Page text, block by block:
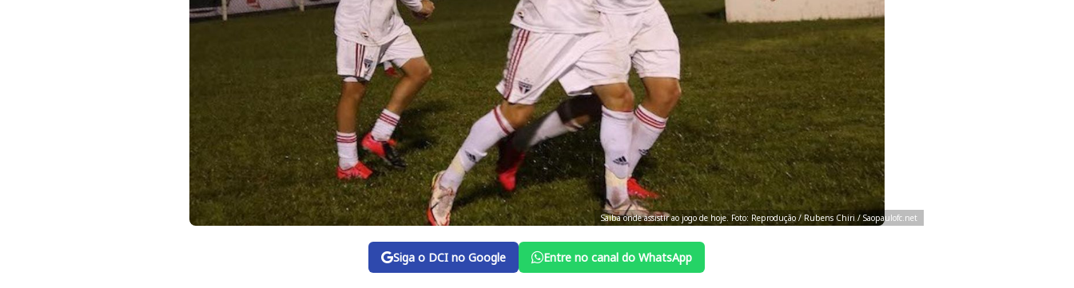
Saiba onde assistir ao jogo de hoje. Foto: Reprodução / Rubens Chiri / Saopaulofc.net
Siga o DCI no Google Entre no canal do WhatsApp